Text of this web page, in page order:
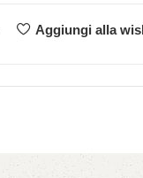
Aggiungi alla